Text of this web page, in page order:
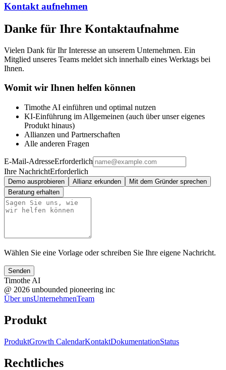
Kontakt aufnehmen
Danke für Ihre Kontaktaufnahme
Vielen Dank für Ihr Interesse an unserem Unternehmen. Ein
Mitglied unseres Teams meldet sich innerhalb eines Werktags bei
Ihnen.
Womit wir Ihnen helfen können
Timothe AI einführen und optimal nutzen
KI-Einführung im Allgemeinen (auch über unser eigenes
Produkt hinaus)
Allianzen und Partnerschaften
Alle anderen Fragen
E-Mail-AdresseErforderlich
Ihre NachrichtErforderlich
Demo ausprobieren Allianz erkunden
Mit dem Gründer sprechen
Beratung erhalten
Wählen Sie eine Vorlage oder schreiben Sie Ihre eigene Nachricht.
Senden
Timothe AI
@ 2026 unbounded pioneering inc
Über unsUnternehmenTeam
Produkt
ProduktGrowth CalendarKontaktDokumentationStatus
Rechtliches